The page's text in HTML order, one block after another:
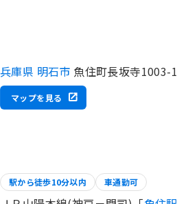
兵庫県 明石市 魚住町長坂寺1003-1
マップを見る
駅から徒歩10分以内 車通勤可